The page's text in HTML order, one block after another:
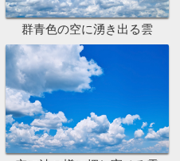
群青色の空に湧き出る雲